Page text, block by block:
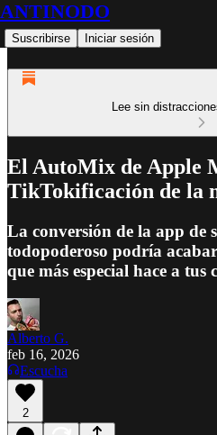
ANTINODO
Suscribirse Iniciar sesión
Lee sin
El AutoMix de Apple
TikTokificación de la
La conversión de la app de
todopoderoso podría
que más especial hace a tus
Alberto G.
feb 16, 2026
Escucha
2